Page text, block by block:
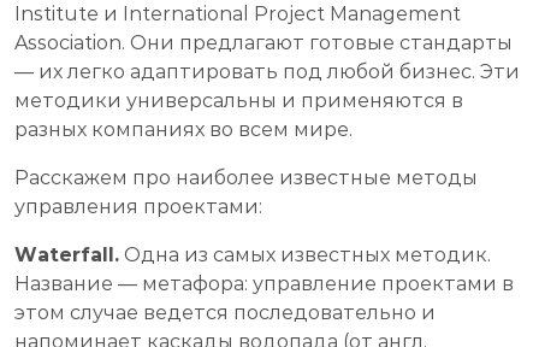
Institute и International Project Management
Association. Они предлагают готовые стандарты
— их легко адаптировать под любой бизнес. Эти
методики универсальны и применяются в
разных компаниях во всем мире.
Расскажем про наиболее известные методы
управления проектами:
Waterfall. Одна из самых известных методик.
Название — метафора: управление проектами в
этом случае ведется последовательно и
напоминает каскады водопада (от англ.